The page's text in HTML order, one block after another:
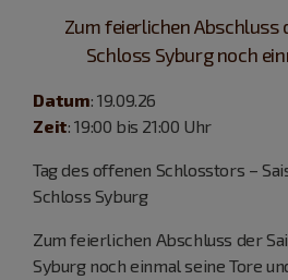
Zum feierlichen Abschluss
Schloss Syburg noch
Datum: 19.09.26
Zeit: 19:00 bis 21:00 Uhr
Tag des offenen Schlosstors –
Schloss Syburg
Zum feierlichen Abschluss der
Syburg noch einmal seine Tore